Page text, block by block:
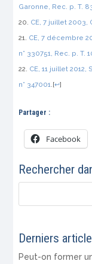
Garonne, Rec. p. T.
CE, 7 juillet 2003,
CE, 7 décembre
n° 330751, Rec. p. T.
CE, 11 juillet 2012,
n° 347001.[↩]
Partager :
Facebook
Rechercher
Derniers
Peut-on former